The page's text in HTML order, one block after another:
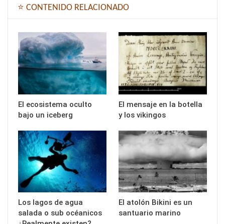
⭐ CONTENIDO RELACIONADO
El ecosistema oculto
bajo un iceberg
El mensaje en la botella
y los vikingos
Los lagos de agua
salada o sub océanicos
El atolón Bikini es un
santuario marino